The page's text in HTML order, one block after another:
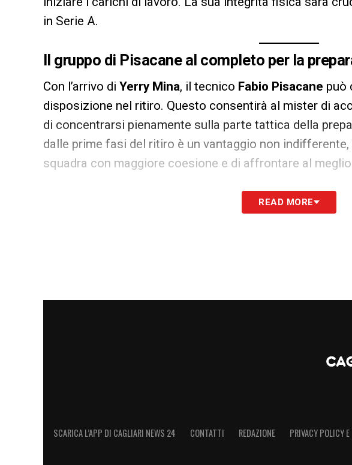
in Serie A.
Il gruppo di Pisacane al completo per la
Con l’arrivo di Yerry Mina, il tecnico Fabio Pisacane può
disposizione nel ritiro. Questo consentirà al mister di
di concentrarsi pienamente sulla parte tattica della
dalle prime fasi del ritiro è un vantaggio non
squadra con maggiore coesione e di affrontare al
Il lavoro in Alta Val Camonica prosegue, e ilCagliarisi
determinazione per affrontare le sfide del prossimo
READ MORE
SCARICA L’APP DI CAGLIARI NEWS 24 CONTATTI REDAZIONE PRIVACY POLICY